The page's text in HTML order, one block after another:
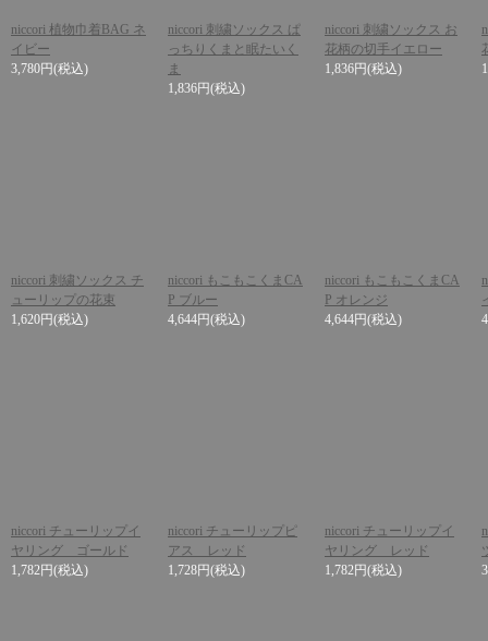
niccori 植物巾着BAG ネ
イビー
3,780円(税込)
niccori 刺繍ソックス ぱ
っちりくまと眠たいく
ま
1,836円(税込)
niccori 刺繍ソックス お
花柄の切手イエロー
1,836円(税込)
niccori 刺繍ソックス チ
ューリップの花束
1,620円(税込)
niccori もこもこくまCA
P ブルー
4,644円(税込)
niccori もこもこくまCA
P オレンジ
4,644円(税込)
niccori チューリップイ
ヤリング ゴールド
1,782円(税込)
niccori チューリップピ
アス レッド
1,728円(税込)
niccori チューリップイ
ヤリング レッド
1,782円(税込)